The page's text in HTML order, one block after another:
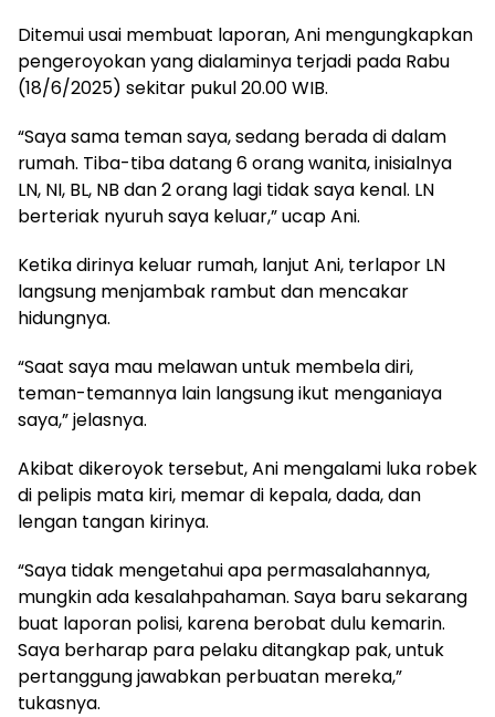
Ditemui usai membuat laporan, Ani mengungkapkan
pengeroyokan yang dialaminya terjadi pada Rabu
(18/6/2025) sekitar pukul 20.00 WIB.
“Saya sama teman saya, sedang berada di dalam
rumah. Tiba-tiba datang 6 orang wanita, inisialnya
LN, NI, BL, NB dan 2 orang lagi tidak saya kenal. LN
berteriak nyuruh saya keluar,” ucap Ani.
Ketika dirinya keluar rumah, lanjut Ani, terlapor LN
langsung menjambak rambut dan mencakar
hidungnya.
“Saat saya mau melawan untuk membela diri,
teman-temannya lain langsung ikut menganiaya
saya,” jelasnya.
Akibat dikeroyok tersebut, Ani mengalami luka robek
di pelipis mata kiri, memar di kepala, dada, dan
lengan tangan kirinya.
“Saya tidak mengetahui apa permasalahannya,
mungkin ada kesalahpahaman. Saya baru sekarang
buat laporan polisi, karena berobat dulu kemarin.
Saya berharap para pelaku ditangkap pak, untuk
pertanggung jawabkan perbuatan mereka,”
tukasnya.